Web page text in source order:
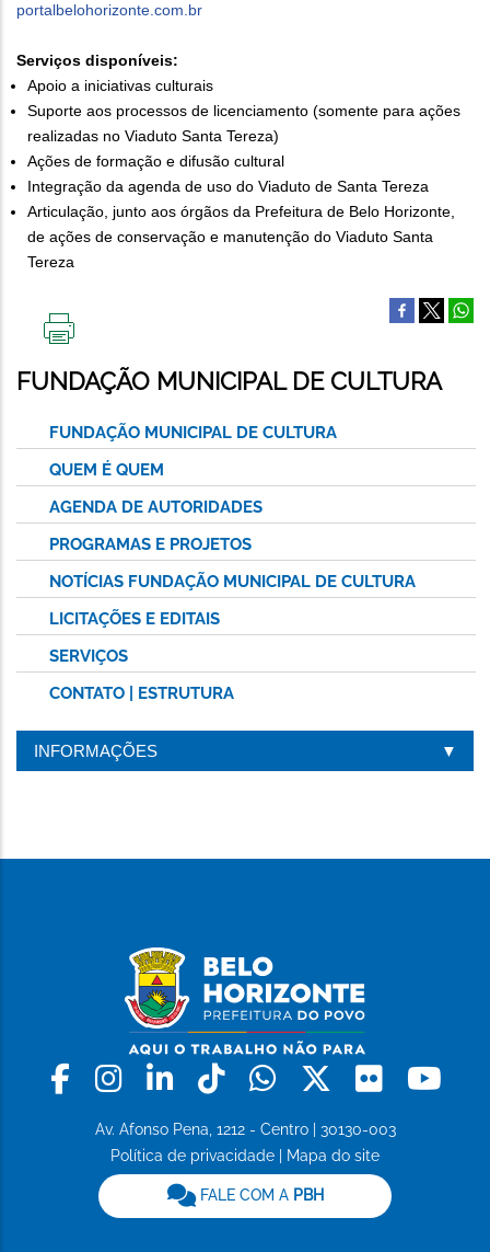
portalbelohorizonte.com.br
Serviços disponíveis:
Apoio a iniciativas culturais
Suporte aos processos de licenciamento (somente para ações
realizadas no Viaduto Santa Tereza)
Ações de formação e difusão cultural
Integração da agenda de uso do Viaduto de Santa Tereza
Articulação, junto aos órgãos da Prefeitura de Belo Horizonte,
de ações de conservação e manutenção do Viaduto Santa
Tereza
ESTA
PÁGINA
FUNDAÇÃO MUNICIPAL DE CULTURA
FUNDAÇÃO MUNICIPAL DE CULTURA
QUEM É QUEM
AGENDA DE AUTORIDADES
PROGRAMAS E PROJETOS
NOTÍCIAS FUNDAÇÃO MUNICIPAL DE CULTURA
LICITAÇÕES E EDITAIS
SERVIÇOS
CONTATO | ESTRUTURA
INFORMAÇÕES
Facebook
Instagram
LinkedinTiktokWhatsapp
X Flickr
Av. Afonso Pena, 1212 - Centro | 30130-003
Política de privacidade
Mapa do site
FALE COM A PBH